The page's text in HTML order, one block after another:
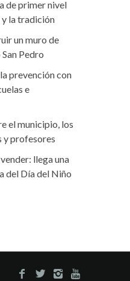
de primer nivel
y la tradición
un muro de
Pedro
prevención con
e
el municipio, los
y profesores
llega una
del Día del Niño